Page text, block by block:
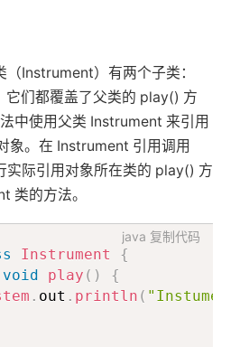
首
Instrument）有两个子类：
们都覆盖了父类的 play() 方
中使用父类 Instrument 来引用
象。在 Instrument 引用调用
实际引用对象所在类的 play() 方
类的方法。
java 复制代码
Instrument
{
void play ( )
{
. out . println (